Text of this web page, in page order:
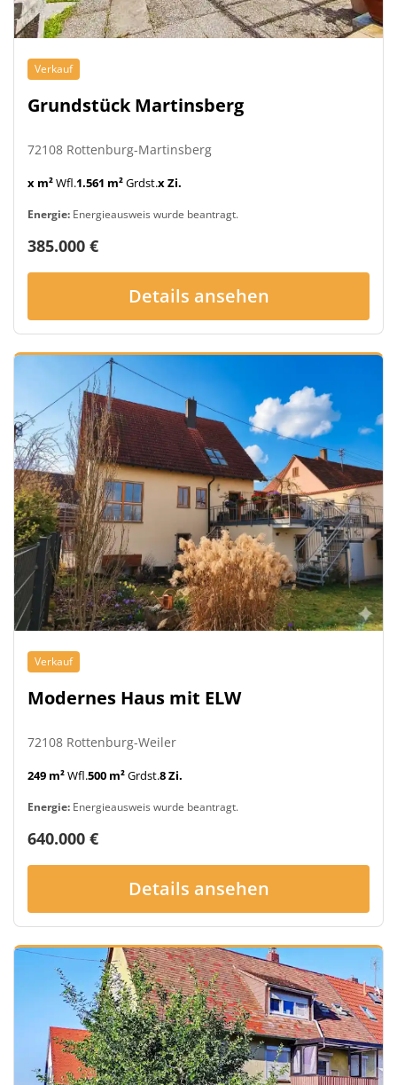
Verkauf
Grundstück Martinsberg
72108 Rottenburg-Martinsberg
x m²Wfl.1.561 m²Grdst.x Zi.
Energie: Energieausweis wurde beantragt.
385.000 €
Details ansehen
Verkauf
Modernes Haus mit ELW
72108 Rottenburg-Weiler
249 m²Wfl.500 m²Grdst.8 Zi.
Energie: Energieausweis wurde beantragt.
640.000 €
Details ansehen